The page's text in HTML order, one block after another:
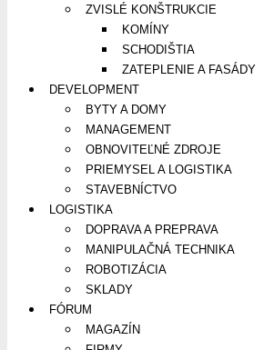
ZVISLÉ KONŠTRUKCIE
KOMÍNY
SCHODIŠTIA
ZATEPLENIE A FASÁDY
DEVELOPMENT
BYTY A DOMY
MANAGEMENT
OBNOVITEĽNÉ ZDROJE
PRIEMYSEL A LOGISTIKA
STAVEBNÍCTVO
LOGISTIKA
DOPRAVA A PREPRAVA
MANIPULAČNÁ TECHNIKA
ROBOTIZÁCIA
SKLADY
FÓRUM
MAGAZÍN